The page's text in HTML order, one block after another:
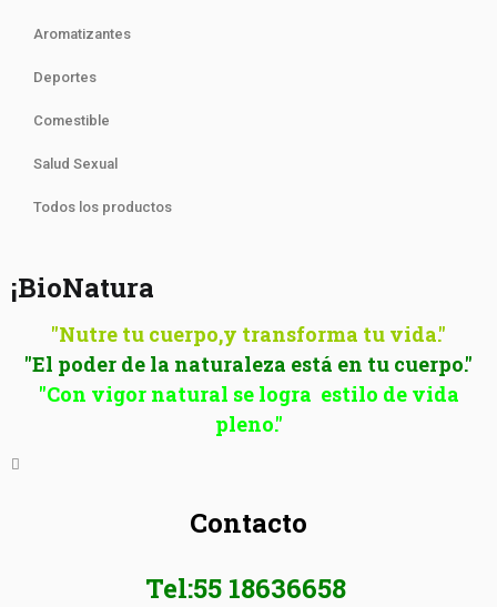
Aromatizantes
Deportes
Comestible
Salud Sexual
Todos los productos
¡BioNatura
"Nutre tu cuerpo,y transforma tu vida."
"El poder de la naturaleza está en tu cuerpo."
"Con vigor natural se logra estilo de vida
pleno."
Contacto
Tel:55 18636658